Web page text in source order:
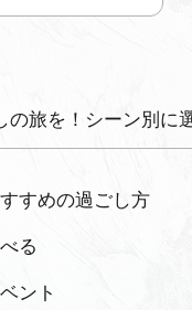
の旅を！シーン別に
すめの過ごし方
る
ント